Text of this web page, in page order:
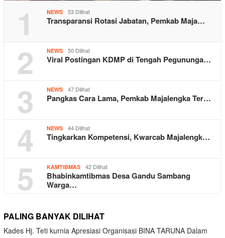
1 NEWS 53 Dilihat
Transparansi Rotasi Jabatan, Pemkab Maja…
2 NEWS 50 Dilihat
Viral Postingan KDMP di Tengah Pegununga…
3 NEWS 47 Dilihat
Pangkas Cara Lama, Pemkab Majalengka Ter…
4 NEWS 44 Dilihat
Tingkarkan Kompetensi, Kwarcab Majalengk…
5 KAMTIBMAS 42 Dilihat
Bhabinkamtibmas Desa Gandu Sambang
Warga…
PALING BANYAK DILIHAT
Kades Hj. Teti kurnia Apresiasi Organisasi BINA TARUNA Dalam